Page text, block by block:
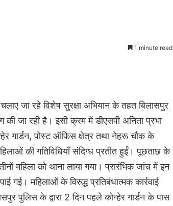
1 minute read
जा रहे विशेष सुरक्षा अभियान के तहत बिलासपुर
की जा रही है। इसी क्रम में डीएसपी अनिता प्रभा
गार्डन, पोस्ट ऑफिस क्षेत्र तथा नेहरू चौक के
की गतिविधियाँ संदिग्ध प्रतीत हुईं। पूछताछ के
महिला को थाना लाया गया। प्रारंभिक जांच में इन
गई। महिलाओं के विरुद्ध प्रतिबंधात्मक कार्रवाई
पुलिस के द्वारा 2 दिन पहले कोन्हेर गार्डन के पास